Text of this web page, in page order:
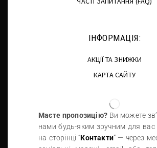
ІНФОРМАЦІЯ:
АКЦІЇ ТА ЗНИЖКИ
КАРТА САЙТУ
Маєте пропозицію? Ви можете
нами будь-яким зручним для вас
на сторінці “Контакти” — через